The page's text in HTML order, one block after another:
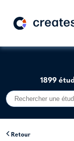
1899
Retour